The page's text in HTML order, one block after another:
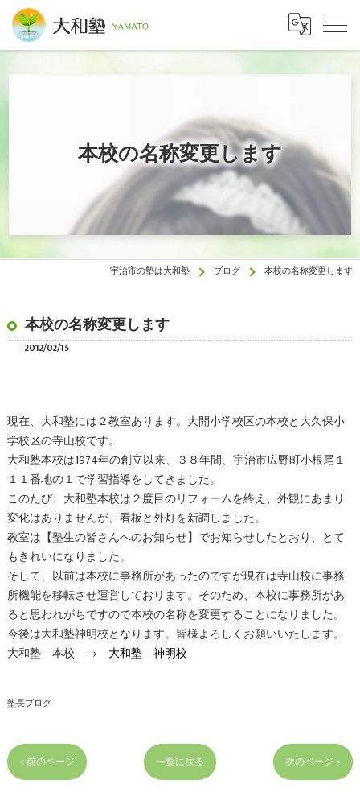
本校の名称変更します
宇治市の塾は大和塾 ブログ 本校の名称変更します
本校の名称変更します
2012/02/15
現在、大和塾には２教室あります。大開小学校区の本校と大久保小
学校区の寺山校です。
大和塾本校は1974年の創立以来、３８年間、宇治市広野町小根尾１
１１番地の１で学習指導をしてきました。
このたび、大和塾本校は２度目のリフォームを終え、外観にあまり
変化はありませんが、看板と外灯を新調しました。
教室は【塾生の皆さんへのお知らせ】でお知らせしたとおり、とて
もきれいになりました。
そして、以前は本校に事務所があったのですが現在は寺山校に事務
所機能を移転させ運営しております。そのため、本校に事務所があ
ると思われがちですので本校の名称を変更することになりました。
今後は大和塾神明校となります。皆様よろしくお願いいたします。
大和塾 本校 → 大和塾 神明校
塾長ブログ
< 前のページ 一覧に戻る 次のページ >